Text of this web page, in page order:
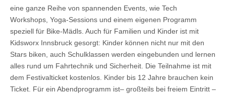
eine ganze Reihe von spannenden Events, wie Tech
Workshops, Yoga-Sessions und einem eigenen Programm
speziell für Bike-Mädls. Auch für Familien und Kinder ist mit
Kidsworx Innsbruck gesorgt: Kinder können nicht nur mit den
Stars biken, auch Schulklassen werden eingebunden und lernen
alles rund um Fahrtechnik und Sicherheit. Die Teilnahme ist mit
dem Festivalticket kostenlos. Kinder bis 12 Jahre brauchen kein
Ticket. Für ein Abendprogramm ist– großteils bei freiem Eintritt –